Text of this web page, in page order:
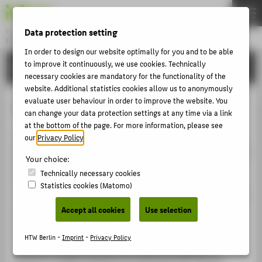
Gründung & Innovation
ENTREPRENEURSHIP
Menu
COMMUNITY & PARTNER
TrustBox
TrustBox ist ein digitales Tool, das Diversität und
Gamification gestaltet TrustBox die Anwendung
besonders niederschwellig. Nutzer:innen können durch
unterhaltsame Interaktionen spielerisch lernen und sich
entwickeln. Unterstützt durch KI wird jede
Nutzungserfahrung maßgeschneidert, wodurch ein
persönlicher Lernpfad entsteht. Ziel ist es, in einer
sicheren Umgebung gesunde Selbstwertgefühle zu
THEMEN
AKTUELLES
EVENTS & WORKSHOPS
STIPENDIEN & UNTERSTÜTZUNG
COMMUNITY & PARTNER
ENTREPRENEURSHIP & LEHRE
UNSERE PROJEKTE
ABOUT HTW BERLIN
POPULAR PAGES
Data protection setting
In order to design our website optimally for you and to be able
to improve it continuously, we use cookies. Technically
necessary cookies are mandatory for the functionality of the
website. Additional statistics cookies allow us to anonymously
evaluate user behaviour in order to improve the website. You
can change your data protection settings at any time via a link
at the bottom of the page. For more information, please see
ourPrivacy Policy
Your choice:
Technically necessary cookies
Statistics cookies (Matomo)
Accept all cookies Use selection
HTW Berlin -Imprint- Privacy Policy